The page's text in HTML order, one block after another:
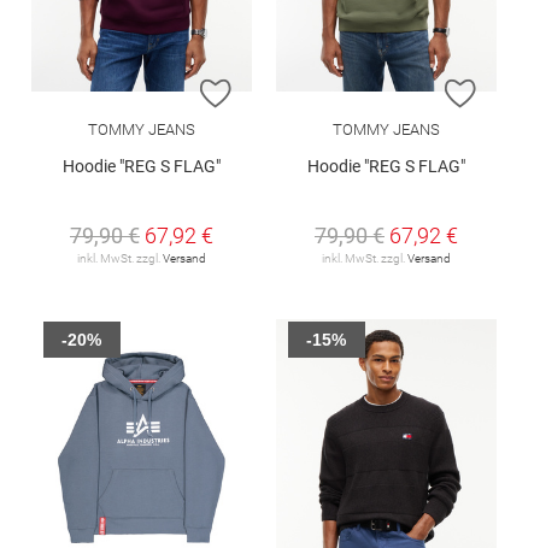
ZUR WUNSCHLISTE HINZUFÜGEN
TOMMY JEANS
Hoodie "REG S FLAG"
79,90 € 67,92 €
inkl. MwSt. zzgl. Versand
ZUR
TOMMY JEANS
Hoodie "REG S FLAG"
79,90 € 67,92 €
inkl. MwSt. zzgl. Versand
-20% -15%